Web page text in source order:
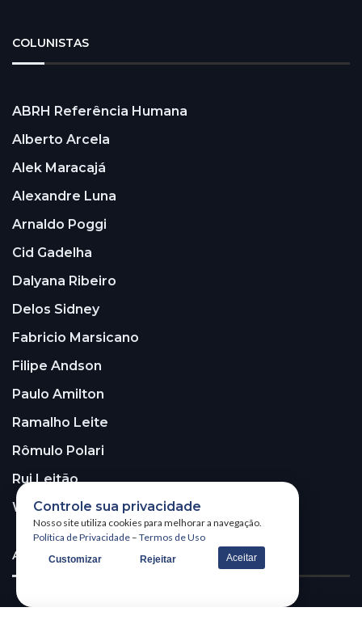
COLUNISTAS
ABRH Referência Humana
Alberto Arcela
Alek Maracajá
Alexandre Luna
Arnaldo Poggi
Cid Gadelha
Dalyana Ribeiro
Delos Sidney
Fabricio Marsicano
Filipe Andson
Paulo Amilton
Ramalho Leite
Rômulo Polari
Rui Leitão
Walter Santos
ASSINE A NOSSA NEWSLETTER!
Controle sua privacidade
Nosso site utiliza cookies para melhorar a navegação.
Política de Privacidade – Termos de Uso
Customizar Rejeitar Aceitar